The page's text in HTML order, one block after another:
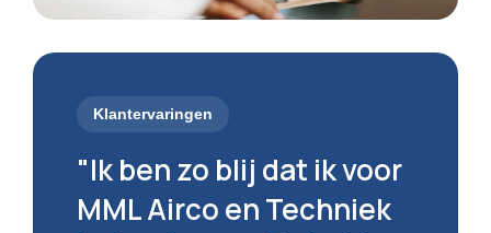
Klantervaringen
"Ik ben zo blij dat ik voor
MML Airco en Techniek